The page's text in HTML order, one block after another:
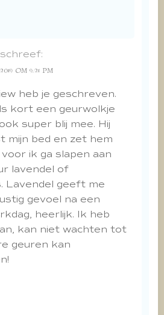
schreef:
OM 9:21 PM
heb je geschreven.
kort een geurwolkje
super blij mee. Hij
mijn bed en zet hem
ik ga slapen aan
lavendel of
Lavendel geeft me
gevoel na een
heerlijk. Ik heb
kan niet wachten tot
geuren kan